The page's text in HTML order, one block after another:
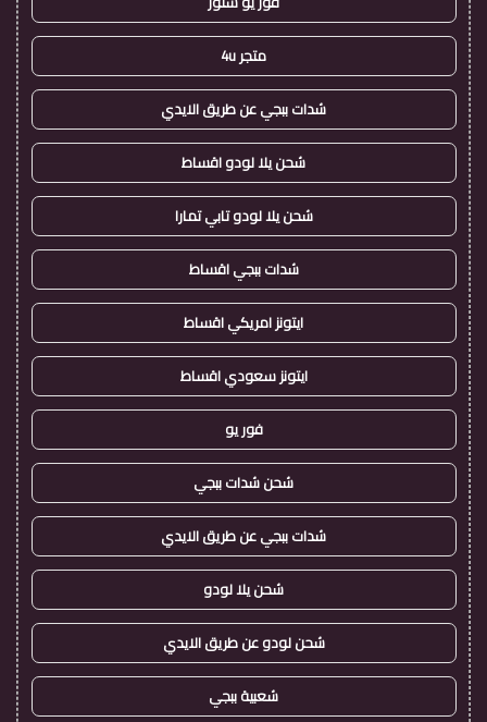
متجر 4u
شدات ببجي عن طريق الايدي
شحن يلا لودو اقساط
شحن يلا لودو تابي تمارا
شدات ببجي اقساط
ايتونز امريكي اقساط
ايتونز سعودي اقساط
فور يو
شحن شدات ببجي
شدات ببجي عن طريق الايدي
شحن يلا لودو
شحن لودو عن طريق الايدي
شعبية ببجي